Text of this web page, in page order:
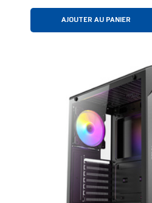
AJOUTER AU PANIER